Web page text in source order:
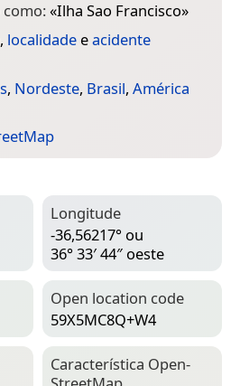
como:«Ilha Sao Francisco»
, localidade eacidente
, Nordeste, Brasil, América
Longitude
-36,56217° ou
36° 33′ 44″ oeste
Open location code
59X5MC8Q+W4
Característica Open­